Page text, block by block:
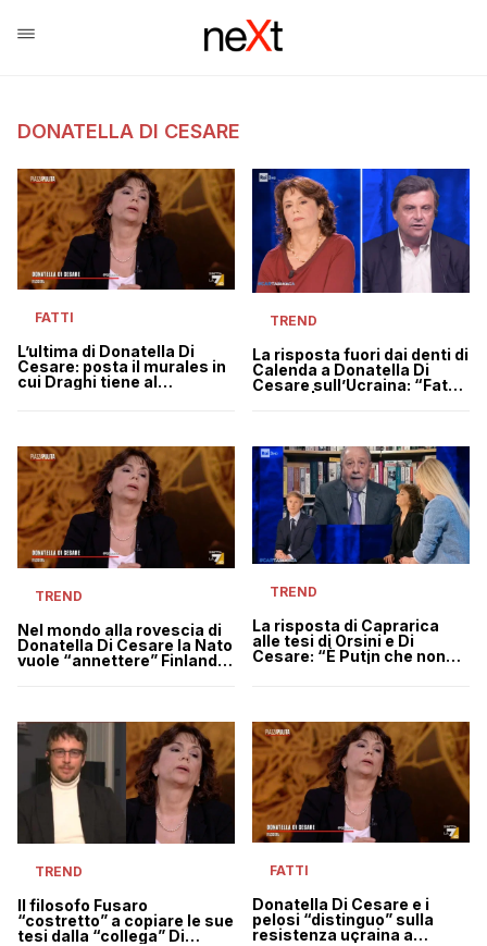
DONATELLA DI CESARE
FATTI
L’ultima di Donatella Di
Cesare: posta il murales in
cui Draghi tiene al
TREND
La risposta fuori dai denti di
Calenda a Donatella Di
Cesare sull’Ucraina: “Fate
TREND
Nel mondo alla rovescia di
Donatella Di Cesare la Nato
vuole “annettere” Finlandia
TREND
La risposta di Caprarica
alle tesi di Orsini e Di
Cesare: “È Putin che non
TREND
Il filosofo Fusaro
“costretto” a copiare le sue
tesi dalla “collega” Di
FATTI
Donatella Di Cesare e i
pelosi “distinguo” sulla
resistenza ucraina a